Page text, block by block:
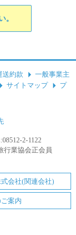
。
送約款
一般事業主
サイトマップ
プ
2-1122
行業協会正会員
会社(関連会社)
案内